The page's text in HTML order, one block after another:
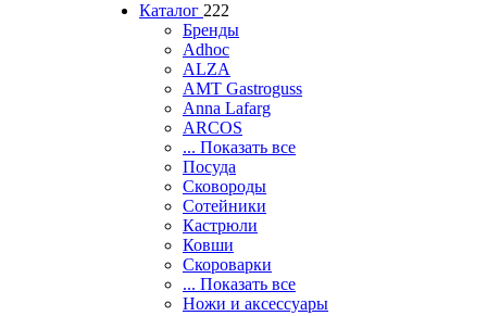
Каталог 222
Бренды
Adhoc
ALZA
AMT Gastroguss
Anna Lafarg
ARCOS
... Показать все
Посуда
Сковороды
Сотейники
Кастрюли
Ковши
Скороварки
... Показать все
Ножи и аксессуары